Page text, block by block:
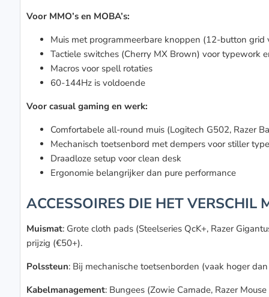
Voor MMO’s en MOBA’s:
Muis met programmeerbare knoppen (12-button grid
Tactiele switches (Cherry MX Brown) voor typework
Macros voor spell rotaties
60-144Hz is voldoende
Voor casual gaming en werk:
Comfortabele all-round muis (Logitech G502, Razer
Mechanisch toetsenbord met dempers voor stiller
Draadloze setup voor clean desk
Ergonomie belangrijker dan pure performance
ACCESSOIRES DIE HET VERSCHIL
Muismat: Grote cloth pads (Steelseries QcK+, Razer
prijzig (€50+).
Polssteun: Bij mechanische toetsenborden (vaak hoger
Kabelmanagement: Bungees (Zowie Camade, Razer